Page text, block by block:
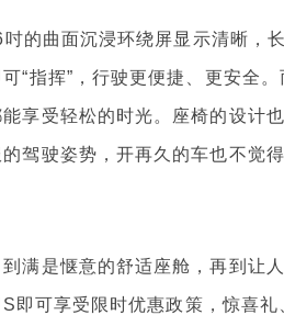
曲面沉浸环绕屏显示清晰，
“指挥”，行驶更便捷、更安
享受轻松的时光。座椅的设计
驾驶姿势，开再久的车也不觉得
是惬意的舒适座舱，再到让
即可享受限时优惠政策，惊喜